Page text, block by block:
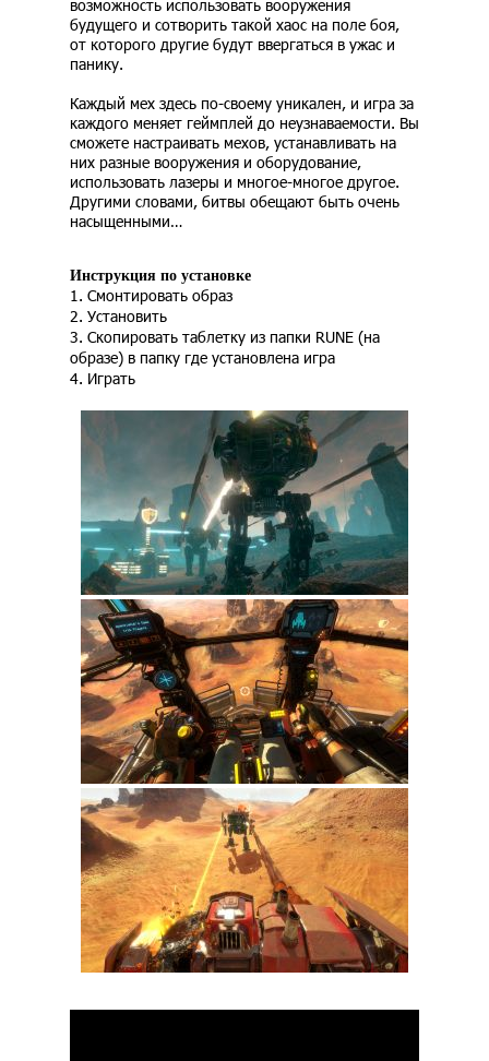
возможность использовать вооружения
будущего и сотворить такой хаос на поле боя,
от которого другие будут ввергаться в ужас и
панику.
Каждый мех здесь по-своему уникален, и игра за
каждого меняет геймплей до неузнаваемости. Вы
сможете настраивать мехов, устанавливать на
них разные вооружения и оборудование,
использовать лазеры и многое-многое другое.
Другими словами, битвы обещают быть очень
насыщенными…
Инструкция по установке
1. Смонтировать образ
2. Установить
3. Скопировать таблетку из папки RUNE (на
образе) в папку где установлена игра
4. Играть